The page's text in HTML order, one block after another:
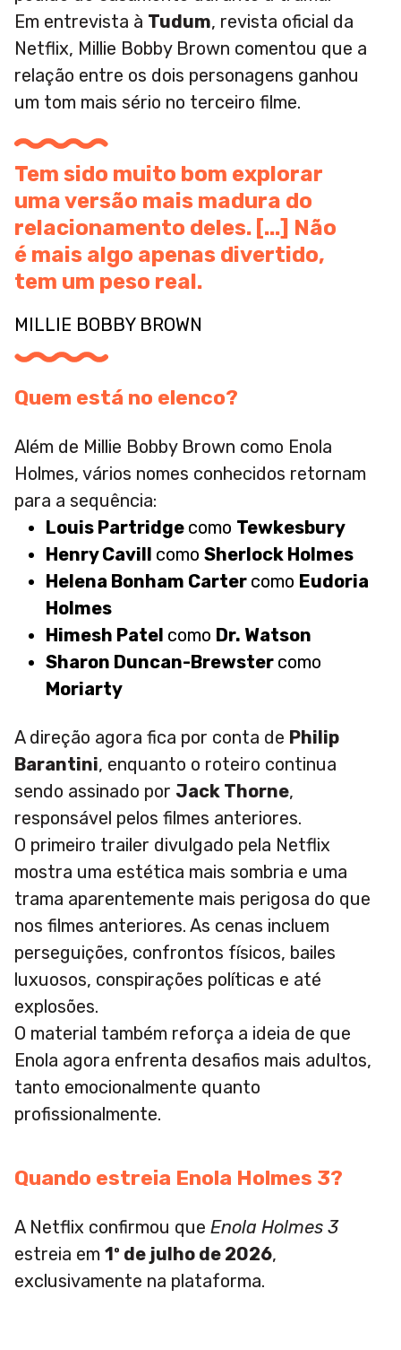
Em entrevista à Tudum, revista oficial da
Netflix, Millie Bobby Brown comentou que a
relação entre os dois personagens ganhou
um tom mais sério no terceiro filme.
Tem sido muito bom explorar
uma versão mais madura do
relacionamento deles. [...] Não
é mais algo apenas divertido,
tem um peso real.
MILLIE BOBBY BROWN
Quem está no elenco?
Além de Millie Bobby Brown como Enola
Holmes, vários nomes conhecidos retornam
para a sequência:
Louis Partridge como Tewkesbury
Henry Cavill como Sherlock Holmes
Helena Bonham Carter como Eudoria
Holmes
Himesh Patel como Dr. Watson
Sharon Duncan-Brewster como
Moriarty
A direção agora fica por conta de Philip
Barantini, enquanto o roteiro continua
sendo assinado por Jack Thorne,
responsável pelos filmes anteriores.
O primeiro trailer divulgado pela Netflix
mostra uma estética mais sombria e uma
trama aparentemente mais perigosa do que
nos filmes anteriores. As cenas incluem
perseguições, confrontos físicos, bailes
luxuosos, conspirações políticas e até
explosões.
O material também reforça a ideia de que
Enola agora enfrenta desafios mais adultos,
tanto emocionalmente quanto
profissionalmente.
Quando estreia Enola Holmes 3?
A Netflix confirmou que Enola Holmes 3
estreia em 1º de julho de 2026,
exclusivamente na plataforma.